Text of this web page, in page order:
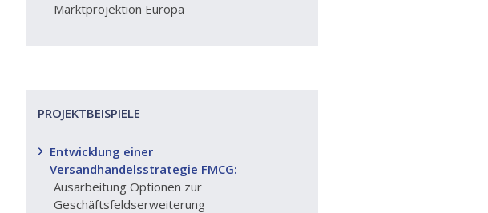
Marktprojektion Europa
PROJEKTBEISPIELE
Entwicklung einer
Versandhandelsstrategie FMCG:
Ausarbeitung Optionen zur
Geschäftsfeldserweiterung